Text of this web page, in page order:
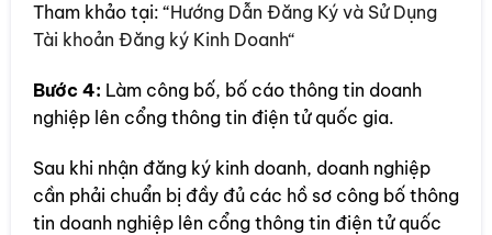
Tham khảo tại: “Hướng Dẫn Đăng Ký và Sử Dụng
Tài khoản Đăng ký Kinh Doanh“
Bước 4: Làm công bố, bố cáo thông tin doanh
nghiệp lên cổng thông tin điện tử quốc gia.
Sau khi nhận đăng ký kinh doanh, doanh nghiệp
cần phải chuẩn bị đầy đủ các hồ sơ công bố thông
tin doanh nghiệp lên cổng thông tin điện tử quốc